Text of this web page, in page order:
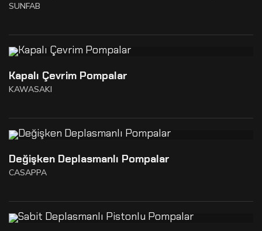
SUNFAB
Kapalı Çevrim Pompalar
KAWASAKI
Değişken Deplasmanlı Pompalar
CASAPPA